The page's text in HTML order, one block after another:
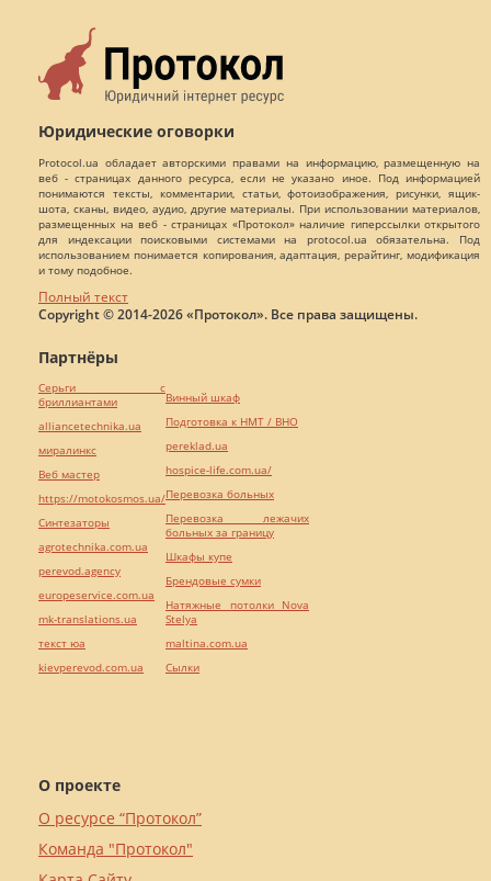
Юридические оговорки
Protocol.ua обладает авторскими правами на информацию, размещенную на
веб - страницах данного ресурса, если не указано иное. Под информацией
понимаются тексты, комментарии, статьи, фотоизображения, рисунки, ящик-
шота, сканы, видео, аудио, другие материалы. При использовании материалов,
размещенных на веб - страницах «Протокол» наличие гиперссылки открытого
для индексации поисковыми системами на protocol.ua обязательна. Под
использованием понимается копирования, адаптация, рерайтинг, модификация
и тому подобное.
Полный текст
Copyright © 2014-2026 «Протокол». Все права защищены.
О проекте
О ресурсе “Протокол”
Команда "Протокол"
Партнёры
Серьги с
бриллиантами
alliancetechnika.ua
миралинкс
Веб мастер
https://motokosmos.ua/
Синтезаторы
agrotechnika.com.ua
perevod.agency
europeservice.com.ua
mk-translations.ua
текст юа
kievperevod.com.ua
Винный шкаф
Подготовка к НМТ / ВНО
pereklad.ua
hospice-life.com.ua/
Перевозка больных
Перевозка лежачих
больных за границу
Шкафы купе
Брендовые сумки
Натяжные потолки Nova
Stelya
maltina.com.ua
Cылки